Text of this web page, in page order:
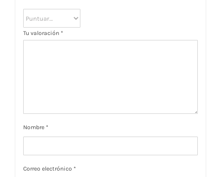
Tu valoración *
Nombre *
Correo electrónico *